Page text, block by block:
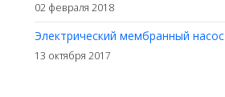
02 февраля 2018
Электрический мембранный насос
13 октября 2017